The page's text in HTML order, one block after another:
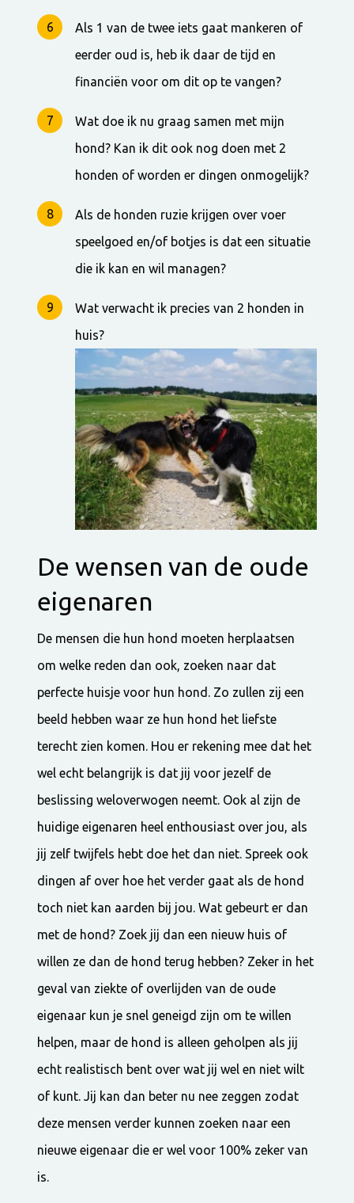
Als 1 van de twee iets gaat mankeren of
eerder oud is, heb ik daar de tijd en
financiën voor om dit op te vangen?
Wat doe ik nu graag samen met mijn
hond? Kan ik dit ook nog doen met 2
honden of worden er dingen onmogelijk?
Als de honden ruzie krijgen over voer
speelgoed en/of botjes is dat een situatie
die ik kan en wil managen?
Wat verwacht ik precies van 2 honden in
huis?
De wensen van de oude
eigenaren
De mensen die hun hond moeten herplaatsen
om welke reden dan ook, zoeken naar dat
perfecte huisje voor hun hond. Zo zullen zij een
beeld hebben waar ze hun hond het liefste
terecht zien komen. Hou er rekening mee dat het
wel echt belangrijk is dat jij voor jezelf de
beslissing weloverwogen neemt. Ook al zijn de
huidige eigenaren heel enthousiast over jou, als
jij zelf twijfels hebt doe het dan niet. Spreek ook
dingen af over hoe het verder gaat als de hond
toch niet kan aarden bij jou. Wat gebeurt er dan
met de hond? Zoek jij dan een nieuw huis of
willen ze dan de hond terug hebben? Zeker in het
geval van ziekte of overlijden van de oude
eigenaar kun je snel geneigd zijn om te willen
helpen, maar de hond is alleen geholpen als jij
echt realistisch bent over wat jij wel en niet wilt
of kunt. Jij kan dan beter nu nee zeggen zodat
deze mensen verder kunnen zoeken naar een
nieuwe eigenaar die er wel voor 100% zeker van
is.